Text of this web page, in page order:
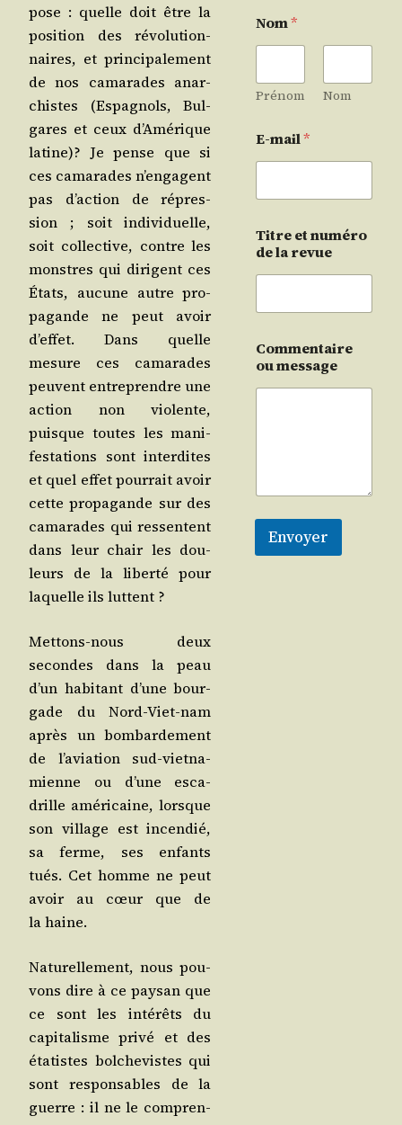
pose : quelle doit être la
posi­tion des révo­lu­tion­
naires, et prin­ci­pa­le­ment
de nos cama­rades anar­
chistes (Espa­gnols, Bul­
gares et ceux d’A­mé­rique
latine)? Je pense que si
ces cama­rades n’en­gagent
pas d’ac­tion de répres­
sion ; soit indi­vi­duelle,
soit col­lec­tive, contre les
monstres qui dirigent ces
États, aucune autre pro­
pa­gande ne peut avoir
d’ef­fet. Dans quelle
mesure ces cama­rades
peuvent entre­prendre une
action non vio­lente,
puisque toutes les mani­
fes­ta­tions sont inter­dites
et quel effet pour­rait avoir
cette pro­pa­gande sur des
cama­rades qui res­sentent
dans leur chair les dou­
leurs de la liber­té pour
laquelle ils luttent ?
Met­tons-nous deux
secondes dans la peau
d’un habi­tant d’une bour­
gade du Nord-Viet-nam
après un bom­bar­de­ment
de l’a­via­tion sud-viet­na­
mienne ou d’une esca­
drille amé­ri­caine, lorsque
son vil­lage est incen­dié,
sa ferme, ses enfants
tués. Cet homme ne peut
avoir au cœur que de
la haine.
Natu­rel­le­ment, nous pou­
vons dire à ce pay­san que
ce sont les inté­rêts du
capi­ta­lisme pri­vé et des
éta­tistes bol­che­vistes qui
sont res­pon­sables de la
guerre : il ne le com­pren­
Nom*
Prénom Nom
E-mail*
Titre et numéro
de la revue
Commentaire
ou message
Envoyer